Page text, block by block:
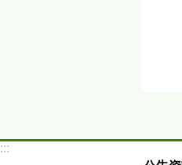
:::